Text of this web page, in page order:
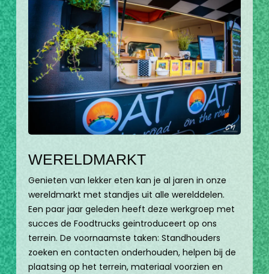
WERELDMARKT
Genieten van lekker eten kan je al jaren in onze
wereldmarkt met standjes uit alle werelddelen.
Een paar jaar geleden heeft deze werkgroep met
succes de Foodtrucks geintroduceert op ons
terrein. De voornaamste taken: Standhouders
zoeken en contacten onderhouden, helpen bij de
plaatsing op het terrein, materiaal voorzien en